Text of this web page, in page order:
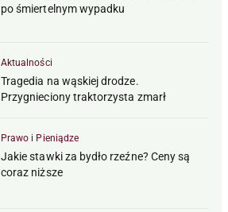
po śmiertelnym wypadku
Aktualności
Tragedia na wąskiej drodze.
Przygnieciony traktorzysta zmarł
Prawo i Pieniądze
Jakie stawki za bydło rzeźne? Ceny są
coraz niższe